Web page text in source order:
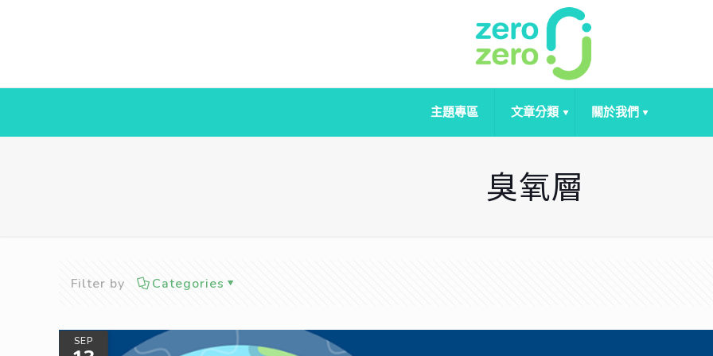
主題專區 文章分類 關於我們
臭氧層
Filter by Categories
SEP